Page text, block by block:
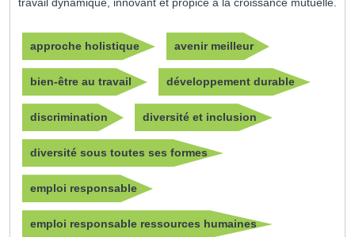
approche holistique avenir meilleur
bien-être au travail développement durable
discrimination diversité et inclusion
diversité sous toutes ses formes
emploi responsable
emploi responsable ressources humaines